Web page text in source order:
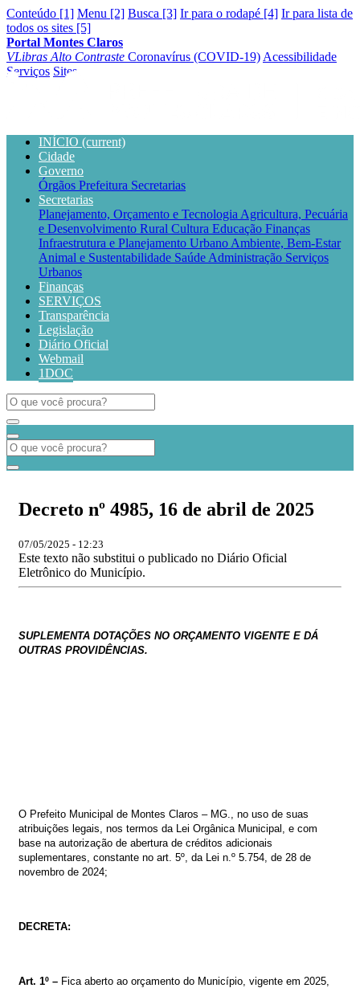
Conteúdo [1] Menu [2] Busca [3] Ir para o rodapé [4] Ir para lista de
todos os sites [5]
Portal Montes Claros
VLibras Alto Contraste Coronavírus (COVID-19) Acessibilidade
Serviços Sites
INÍCIO (current)
Cidade
Governo
Órgãos Prefeitura Secretarias
Secretarias
Planejamento, Orçamento e Tecnologia Agricultura, Pecuária
e Desenvolvimento Rural Cultura Educação Finanças
Infraestrutura e Planejamento Urbano Ambiente, Bem-Estar
Animal e Sustentabilidade Saúde Administração Serviços
Urbanos
Finanças
SERVIÇOS
Transparência
Legislação
Diário Oficial
Webmail
1DOC
Decreto nº 4985, 16 de abril de 2025
07/05/2025 - 12:23
Este texto não substitui o publicado no Diário Oficial
Eletrônico do Município.
SUPLEMENTA DOTAÇÕES NO ORÇAMENTO VIGENTE E DÁ
OUTRAS PROVIDÊNCIAS.
O Prefeito Municipal de Montes Claros – MG., no uso de suas
atribuições legais, nos termos da Lei Orgânica Municipal, e com
base na autorização de abertura de créditos adicionais
suplementares, constante no art. 5º, da Lei n.º 5 .754 de 28 de
novembro de 2024;
DECRETA:
Art. 1º – Fica aberto ao orçamento do Município, vigente em 2025,